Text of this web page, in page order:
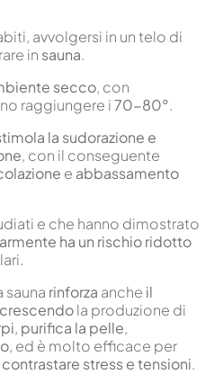
avvolgersi in un telo di
in sauna.
secco, con
raggiungere i70-80°.
la sudorazione e
, con il conseguente
e abbassamento
e che hanno dimostrato
ha un rischio ridotto
sauna rinforza anche il
la produzione di
, purifica la pelle,
, ed è molto efficace per
contrastare stress e tensioni.